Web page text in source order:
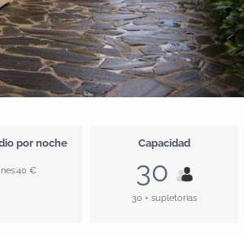
por noche
40 €
Capacidad
30
30 + supletorias